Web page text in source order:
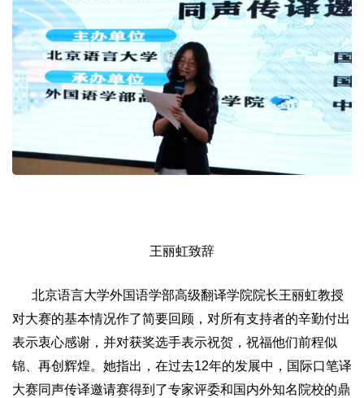
王丽虹致辞
北京语言大学外国语学部高级翻译学院院长王丽虹教授
对大赛的基本情况作了简要回顾，对所有支持者的辛勤付出
表示衷心感谢，并对获奖选手表示祝贺，祝福他们前程似
锦、再创辉煌。她指出，在过去12年的发展中，国际口笔译
大赛同声传译邀请赛得到了专家评委和国内外知名院校的鼎